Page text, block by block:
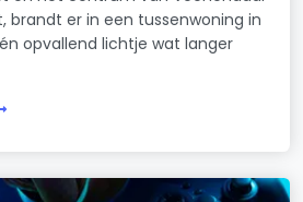
brandt er in een tussenwoning in
opvallend lichtje wat langer